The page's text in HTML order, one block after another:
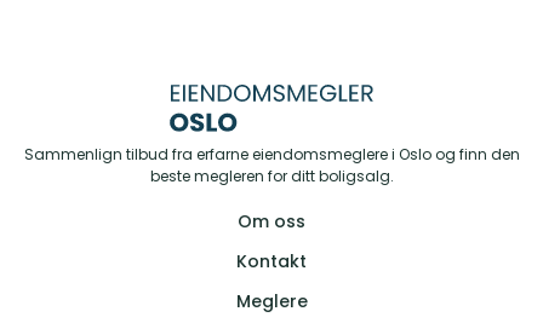
Sammenlign tilbud fra erfarne eiendomsmeglere i Oslo og finn den
beste megleren for ditt boligsalg.
Om oss
Kontakt
Meglere